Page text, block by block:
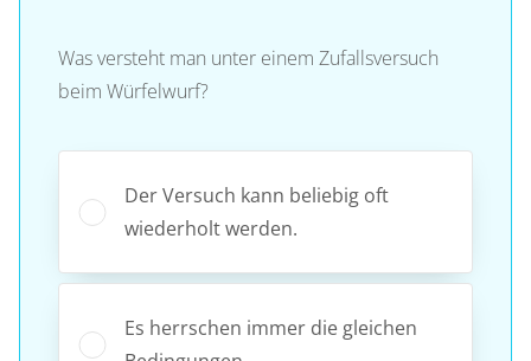
Was versteht man unter einem Zufallsversuch
beim Würfelwurf?
Der Versuch kann beliebig oft
wiederholt werden.
Es herrschen immer die gleichen